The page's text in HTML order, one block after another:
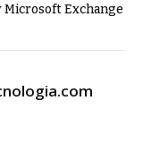
Microsoft Exchange